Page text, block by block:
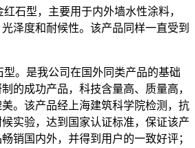
石型，主要用于内外墙水性涂料，
泽度和耐候性。该产品同样一直受到
型。是我公司在国外同类产品的基础
的成功产品，科技含量高、质量高，
。该产品经上海建筑科学院检测，抗
实验，达到国家认证标准，保证该产
销国内外，并得到用户的一致好评；